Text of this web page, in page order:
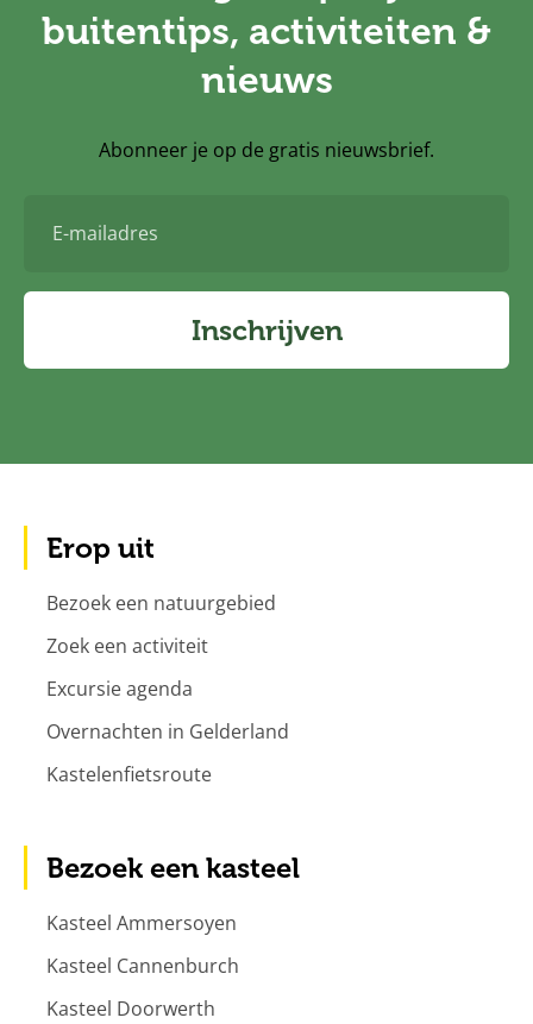
buitentips, activiteiten &
nieuws
Abonneer je op de gratis nieuwsbrief.
mailadres
Inschrijven
Erop uit
Bezoek een natuurgebied
Zoek een activiteit
Excursie agenda
Overnachten in Gelderland
Kastelenfietsroute
Bezoek een kasteel
Kasteel Ammersoyen
Kasteel Cannenburch
Kasteel Doorwerth